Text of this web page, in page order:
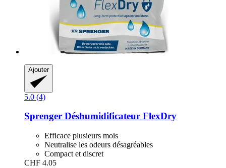
Ajouter
5.0 (4)
Sprenger Déshumidificateur FlexDry
Efficace plusieurs mois
Neutralise les odeurs désagréables
Compact et discret
CHF 4.05